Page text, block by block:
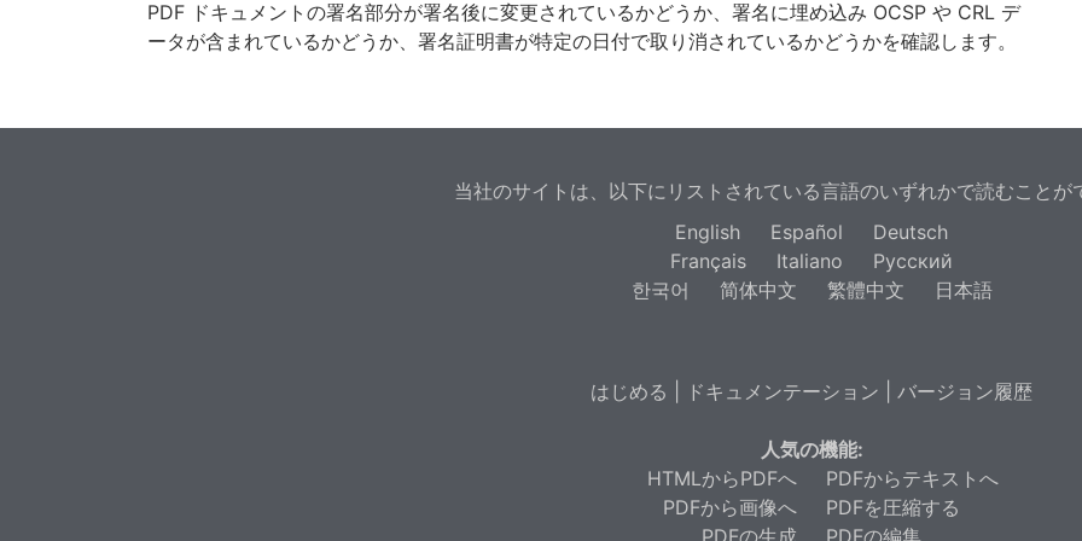
PDF ドキュメントの署名部分が署名後に変更されているかどうか、署名に埋め込み OCSP や CRL デ
ータが含まれているかどうか、署名証明書が特定の日付で取り消されているかどうかを確認します。
当社のサイトは、以下にリストされている言語のいずれかで読むことが
English
Español
Deutsch
Français
Italiano
Русский
한국어
简体中文 繁體中文 日本語
はじめる ドキュメンテーション バージョン履歴
人気の機能:
HTMLからPDFへ
PDFから画像へ
PDFの生成
PDFからテキストへ
PDFを圧縮する
PDFの編集